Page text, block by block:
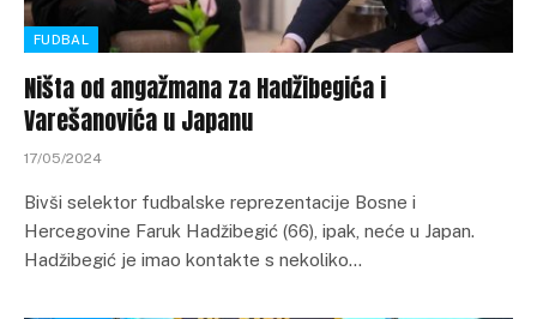
FUDBAL
Ništa od angažmana za Hadžibegića i
Varešanovića u Japanu
17/05/2024
Bivši selektor fudbalske reprezentacije Bosne i
Hercegovine Faruk Hadžibegić (66), ipak, neće u Japan.
Hadžibegić je imao kontakte s nekoliko…